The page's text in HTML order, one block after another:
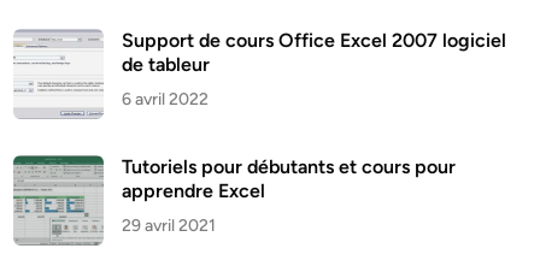
Support de cours Office Excel 2007 logiciel
de tableur
6 avril 2022
Tutoriels pour débutants et cours pour
apprendre Excel
29 avril 2021